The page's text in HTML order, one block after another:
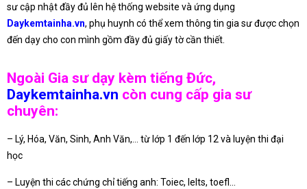
sư cập nhật đầy đủ lên hệ thống website và ứng dụng
Daykemtainha.vn, phụ huynh có thể xem thông tin gia sư được chọn
đến dạy cho con mình gồm đầy đủ giấy tờ cần thiết.
Ngoài Gia sư dạy kèm tiếng Đức,
Daykemtainha.vn còn cung cấp gia sư
chuyên:
– Lý, Hóa, Văn, Sinh, Anh Văn,… từ lớp 1 đến lớp 12 và luyện thi đại
học
– Luyện thi các chứng chỉ tiếng anh: Toiec, Ielts, toefl…